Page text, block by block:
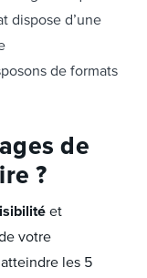
dispose d’une
de formats
de
?
et
votre
les 5